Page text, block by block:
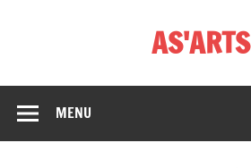
AS'ARTS
MENU